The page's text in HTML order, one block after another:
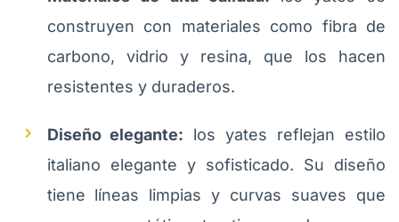
construyen con materiales como fibra de
carbono, vidrio y resina, que los hacen
resistentes y duraderos.
Diseño elegante: los yates reflejan estilo
italiano elegante y sofisticado. Su diseño
tiene líneas limpias y curvas suaves que